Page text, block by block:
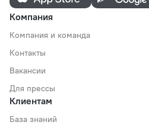
Компания
Компания и команда
Контакты
Вакансии
Для прессы
Клиентам
База знаний